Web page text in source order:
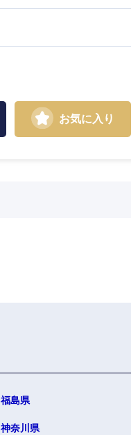
お気に入り
福島県
神奈川県